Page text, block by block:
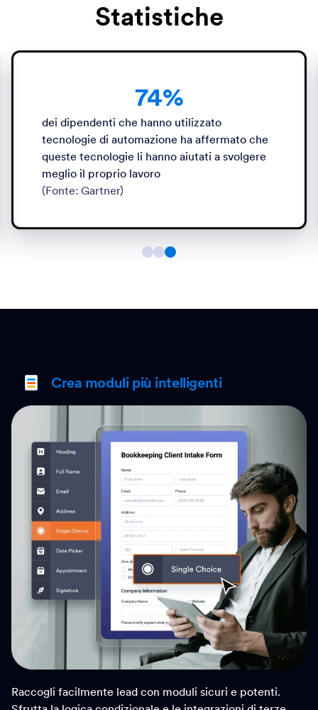
Statistiche
74%
dei dipendenti che hanno utilizzato
tecnologie di automazione ha affermato che
queste tecnologie li hanno aiutati a svolgere
meglio il proprio lavoro
(Fonte: Gartner)
Crea moduli più intelligenti
Raccogli facilmente lead con moduli sicuri e potenti.